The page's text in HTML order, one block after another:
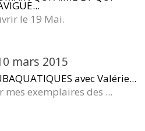
le 19 Mai.
mars 2015
avec Valérie...
mes exemplaires des ...